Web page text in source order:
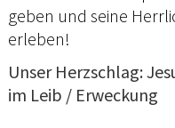
geben und seine
erleben!
Unser Herzschlag:
im Leib / Erweckung